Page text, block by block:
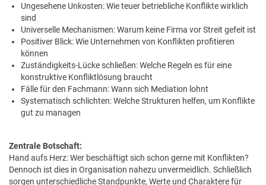
Ungesehene Unkosten: Wie teuer betriebliche Konflikte wirklich
sind
Universelle Mechanismen: Warum keine Firma vor Streit gefeit ist
Positiver Blick: Wie Unternehmen von Konflikten profitieren
können
Zuständigkeits-Lücke schließen: Welche Regeln es für eine
konstruktive Konfliktlösung braucht
Fälle für den Fachmann: Wann sich Mediation lohnt
Systematisch schlichten: Welche Strukturen helfen, um Konflikte
gut zu managen
Zentrale Botschaft:
Hand aufs Herz: Wer beschäftigt sich schon gerne mit Konflikten?
Dennoch ist dies in Organisation nahezu unvermeidlich. Schließlich
sorgen unterschiedliche Standpunkte, Werte und Charaktere für